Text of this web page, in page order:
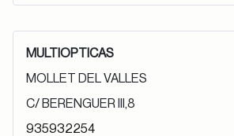
MULTIOPTICAS
MOLLET DEL VALLES
C/ BERENGUER III,8
935932254